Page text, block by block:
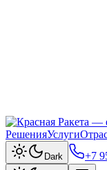
РешенияУслуги
Dark +7